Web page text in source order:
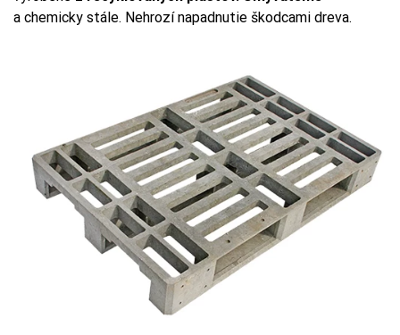
a chemicky stále. Nehrozí napadnutie škodcami dreva.